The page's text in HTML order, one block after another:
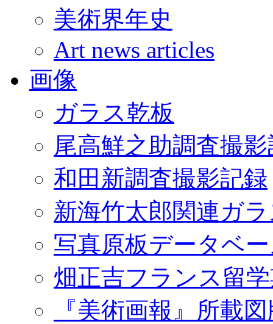
美術界年史
Art news articles
画像
ガラス乾板
尾高鮮之助調査撮
和田新調査撮影記録
新海竹太郎関連ガ
写真原板データベ
畑正吉フランス留
『美術画報』所載